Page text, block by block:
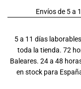
Envíos de 5 a
5 a 11 días
toda la tienda. 72
Baleares. 24 a 48
en stock para